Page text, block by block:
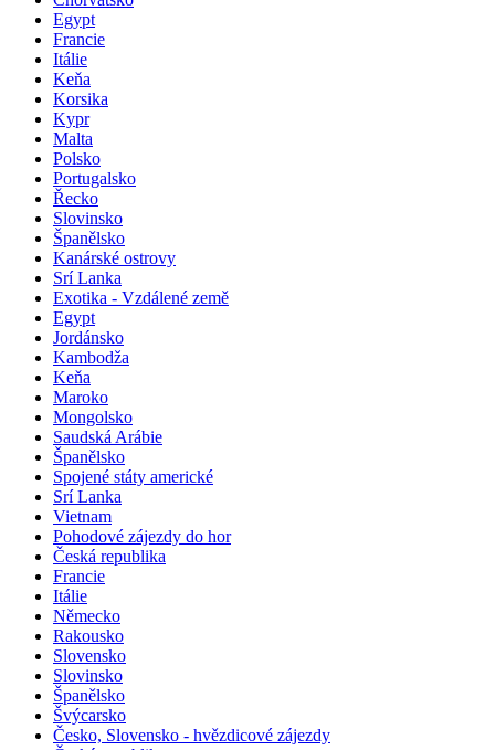
Egypt
Francie
Itálie
Keňa
Korsika
Kypr
Malta
Polsko
Portugalsko
Řecko
Slovinsko
Španělsko
Kanárské ostrovy
Srí Lanka
Exotika - Vzdálené země
Egypt
Jordánsko
Kambodža
Keňa
Maroko
Mongolsko
Saudská Arábie
Španělsko
Spojené státy americké
Srí Lanka
Vietnam
Pohodové zájezdy do hor
Česká republika
Francie
Itálie
Německo
Rakousko
Slovensko
Slovinsko
Španělsko
Švýcarsko
Česko, Slovensko - hvězdicové zájezdy